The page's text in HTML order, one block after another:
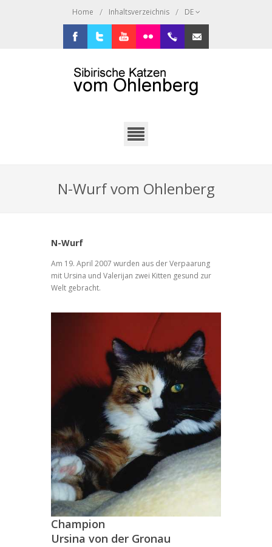
Home / Inhaltsverzeichnis / DE
N-Wurf vom Ohlenberg
N-Wurf
Am 19. April 2007 wurden aus der Verpaarung
mit Ursina und Valerijan zwei Kitten gesund zur
Welt gebracht.
Champion
Ursina von der Gronau